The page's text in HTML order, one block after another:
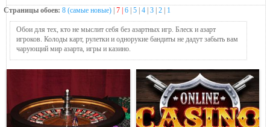
Страницы обоев: 8 (самые новые) 7 | 6 5 4 3 2 1
Обои для тех, кто не мыслит себя без азартных игр. Блеск и азарт
игроков. Колоды карт, рулетки и однорукие бандиты не дадут забыть вам
чарующий мир азарта, игры и казино.